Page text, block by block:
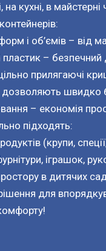
на кухні, в
і об’ємів – від
– безпечний
прилягаючі
дозволяють швидко
– економія
підходять:
(крупи,
іграшок,
в дитячих
для